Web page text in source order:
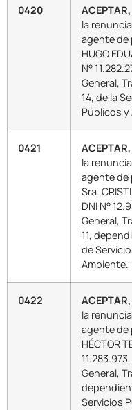
0420 ACEPTAR,
la
agente de
HUGO
N°
General,
14, de la
Públicos
0421 ACEPTAR,
la
agente de
Sra.
DNI N°
General,
11,
de
Ambiente.-
0422 ACEPTAR,
la
agente de
HÉCTOR
General,
Servicios